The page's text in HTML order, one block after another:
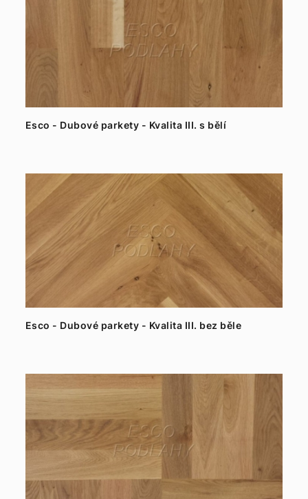
Esco - Dubové parkety - Kvalita III. s bělí
Esco - Dubové parkety - Kvalita III. bez běle